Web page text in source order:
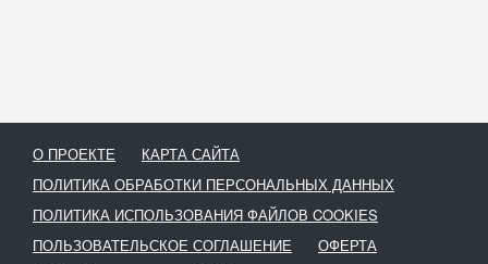
О ПРОЕКТЕ
КАРТА САЙТА
ПОЛИТИКА ОБРАБОТКИ ПЕРСОНАЛЬНЫХ ДАННЫХ
ПОЛИТИКА ИСПОЛЬЗОВАНИЯ ФАЙЛОВ COOKIES
ПОЛЬЗОВАТЕЛЬСКОЕ СОГЛАШЕНИЕ
ОФЕРТА